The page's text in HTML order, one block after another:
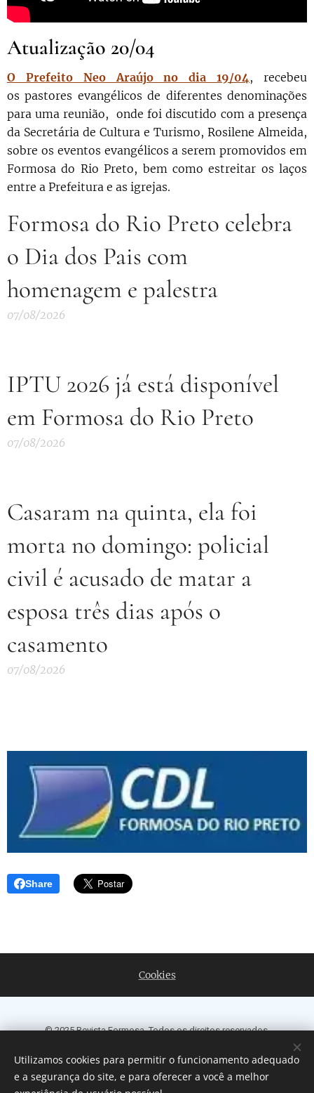
Atualização 20/04
O Prefeito Neo Araújo no dia 19/04 , recebeu
ospastores evangélicos de diferentes denominações
para uma reunião, onde foi discutido com a presença
da Secretária de Cultura e Turismo, Rosilene Almeida,
sobre os eventos evangélicos a serem promovidos em
Formosa do Rio Preto, bem como estreitar os laços
entre a Prefeitura e as igrejas.
Formosa do Rio Preto celebra
o Dia dos Pais com
homenagem e palestra
07/08/2026
IPTU 2026 já está disponível
em Formosa do Rio Preto
07/08/2026
Casaram na quinta, ela foi
morta no domingo: policial
civil é acusado de matar a
esposa três dias após o
casamento
07/08/2026
Share
Cookies
Utilizamos cookies para permitir o funcionamento adequado
e a segurança do site, e para oferecer a você a melhor
© 2025 Revista Formosa. Todos os direitos reservados.
Política de Privacidade | Nosso Compromisso
Termos e
Condições de Uso